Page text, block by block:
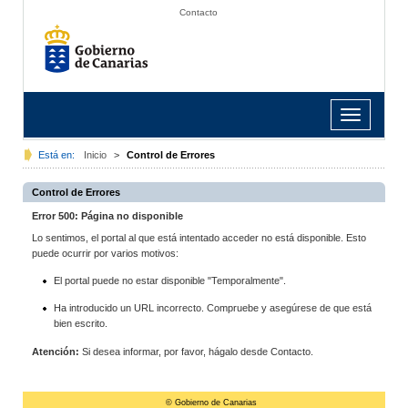
Contacto
Toggle
navigation
Está en: Inicio > Control de Errores
Control de Errores
Error 500: Página no disponible
Lo sentimos, el portal al que está intentado acceder no está disponible. Esto
puede ocurrir por varios motivos:
El portal puede no estar disponible "Temporalmente".
Ha introducido un URL incorrecto. Compruebe y asegúrese de que está
bien escrito.
Atención: Si desea informar, por favor, hágalo desde Contacto.
© Gobierno de Canarias